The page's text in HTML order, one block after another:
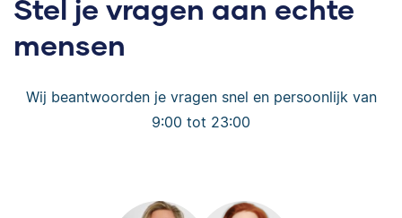
Stel je vragen aan echte
mensen
Wij beantwoorden je vragen snel en persoonlijk van
9:00 tot 23:00